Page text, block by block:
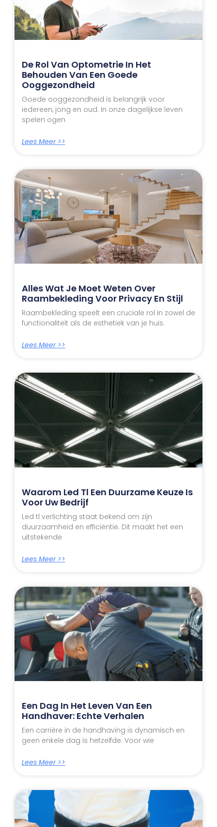
De Rol Van Optometrie In Het
Behouden Van Een Goede
Ooggezondheid
Goede ooggezondheid is belangrijk voor
iedereen, jong en oud. In onze dagelijkse leven
spelen ogen
Lees Meer >>
Alles Wat Je Moet Weten Over
Raambekleding Voor Privacy En Stijl
Raambekleding speelt een cruciale rol in zowel de
functionaliteit als de esthetiek van je huis.
Lees Meer >>
Waarom Led Tl Een Duurzame Keuze Is
Voor Uw Bedrijf
Led tl verlichting staat bekend om zijn
duurzaamheid en efficiëntie. Dit maakt het een
uitstekende
Lees Meer >>
Een Dag In Het Leven Van Een
Handhaver: Echte Verhalen
Een carrière in de handhaving is dynamisch en
geen enkele dag is hetzelfde. Voor wie
Lees Meer >>